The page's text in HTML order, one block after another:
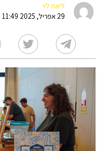
ליאת לוי
29 אפריל, 2025 11:49